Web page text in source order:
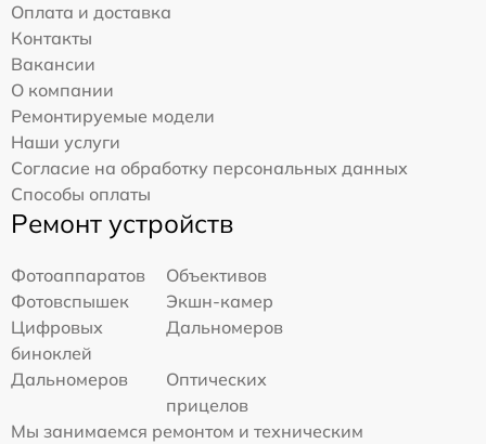
Оплата и доставка
Контакты
Вакансии
О компании
Ремонтируемые модели
Наши услуги
Согласие на обработку персональных данных
Способы оплаты
Ремонт устройств
Фотоаппаратов
Объективов
Фотовспышек
Экшн-камер
Цифровых
биноклей
Дальномеров
Дальномеров
Оптических
прицелов
Мы занимаемся ремонтом и техническим